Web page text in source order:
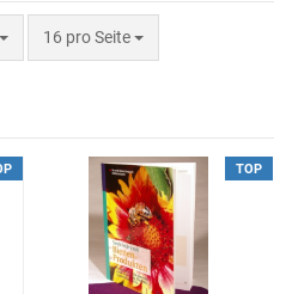
16 pro Seite
TOP